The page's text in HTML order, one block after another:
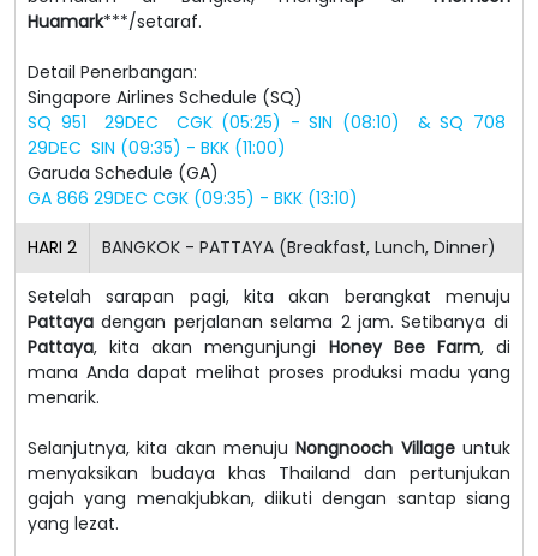
Huamark***/setaraf.
Detail Penerbangan:
Singapore Airlines Schedule (SQ)
SQ 951 29DEC CGK (05:25) - SIN (08:10) & SQ 708
29DEC SIN (09:35) - BKK (11:00)
Garuda Schedule (GA)
GA 866 29DEC CGK (09:35) - BKK (13:10)
HARI 2 BANGKOK - PATTAYA (Breakfast, Lunch, Dinner)
Setelah sarapan pagi, kita akan berangkat menuju
Pattaya dengan perjalanan selama 2 jam. Setibanya di
Pattaya, kita akan mengunjungi Honey Bee Farm, di
mana Anda dapat melihat proses produksi madu yang
menarik.
Selanjutnya, kita akan menujuNongnooch Villageuntuk
menyaksikan budaya khas Thailand dan pertunjukan
gajah yang menakjubkan, diikuti dengan santap siang
yang lezat.